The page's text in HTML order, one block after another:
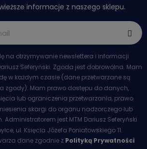
informacje z naszego sklepu.
na otrzymywanie newslettera i informacji
Seferyński. Zgoda jest dobrowolna. Mam
w każdym czasie (dane przetwarzane są
zgody). Mam prawo dostępu do danych,
lub ograniczenia przetwarzania, prawo
skargi do organu nadzorczego lub
Administratorem jest MTM Dariusz Seferyński
ul. Księcia Józefa Poniatowskiego 11.
dane zgodnie z Polityką Prywatności